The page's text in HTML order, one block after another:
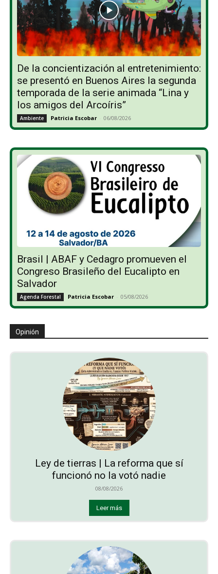
De la concientización al entretenimiento:
se presentó en Buenos Aires la segunda
temporada de la serie animada “Lina y
los amigos del Arcoíris”
Ambiente Patricia Escobar - 06/08/2026
Brasil | ABAF y Cedagro promueven el
Congreso Brasileño del Eucalipto en
Salvador
Agenda Forestal Patricia Escobar - 05/08/2026
Opinión
Ley de tierras | La reforma que sí
funcionó no la votó nadie
08/08/2026
Leer más